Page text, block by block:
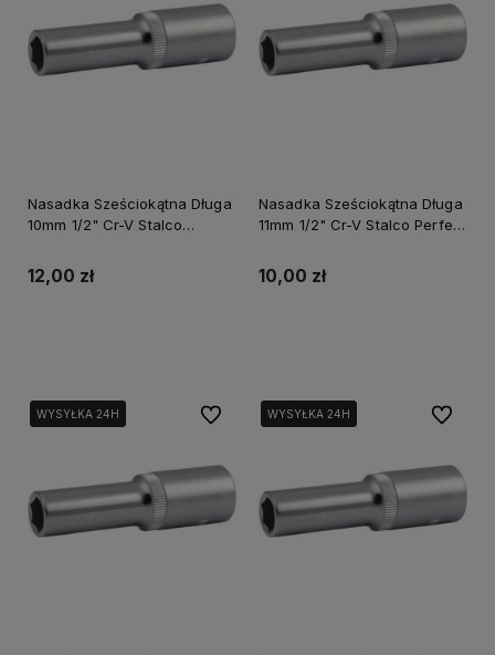
Nasadka Sześciokątna Długa
10mm 1/2" Cr-V Stalco
12,00 zł
Nasadka Sześciokątna Długa
11mm 1/2" Cr-V Stalco Perfect
10,00 zł
WYSYŁKA 24H
WYSYŁKA 24H Do ulubionychWYSYŁKA 24H
WYSYŁKA 24H Do